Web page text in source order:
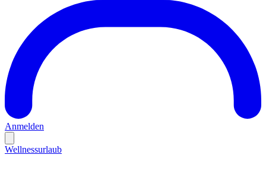
Anmelden
Wellnessurlaub